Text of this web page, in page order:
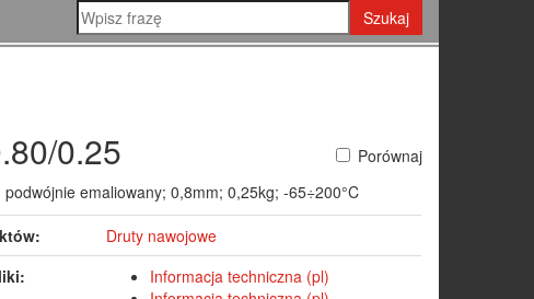
Szukaj
0.25
Porównaj
podwójnie emaliowany; 0,8mm; 0,25kg; -65÷200°C
Druty nawojowe
Informacja techniczna (pl)